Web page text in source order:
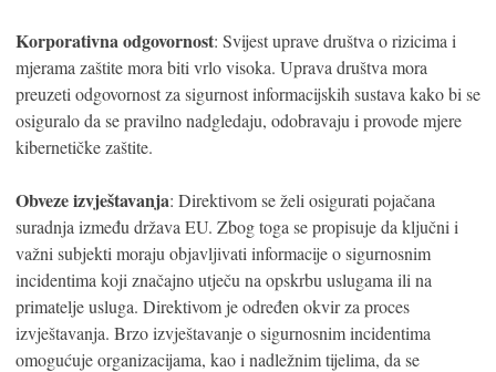
Korporativna odgovornost: Svijest uprave društva o rizicima i
mjerama zaštite mora biti vrlo visoka. Uprava društva mora
preuzeti odgovornost za sigurnost informacijskih sustava kako bi se
osiguralo da se pravilno nadgledaju, odobravaju i provode mjere
kibernetičke zaštite.
Obveze izvještavanja: Direktivom se želi osigurati pojačana
suradnja između država EU. Zbog toga se propisuje da ključni i
važni subjekti moraju objavljivati informacije o sigurnosnim
incidentima koji značajno utječu na opskrbu uslugama ili na
primatelje usluga. Direktivom je određen okvir za proces
izvještavanja. Brzo izvještavanje o sigurnosnim incidentima
omogućuje organizacijama, kao i nadležnim tijelima, da se